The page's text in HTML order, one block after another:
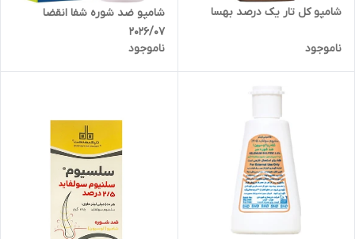
شامپو کل تار یک درصد بهسا
ناموجود
شامپو ضد شوره شفا انقضا
2026/07
ناموجود